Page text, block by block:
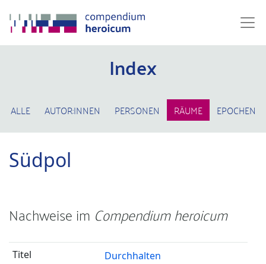
Index
ALLE AUTOR:INNEN PERSONEN RÄUME EPOCHEN
Südpol
Nachweise im Compendium heroicum
Durchhalten